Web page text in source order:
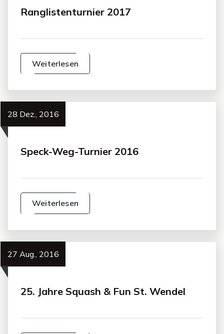
Ranglistenturnier 2017
Weiterlesen
28 Dez., 2016
Speck-Weg-Turnier 2016
Weiterlesen
27 Aug., 2016
25. Jahre Squash & Fun St. Wendel